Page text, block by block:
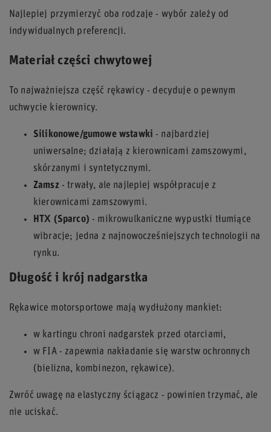
Najlepiej przymierzyć oba rodzaje - wybór zależy od
indywidualnych preferencji.
Materiał części chwytowej
To najważniejsza część rękawicy - decyduje o pewnym
uchwycie kierownicy.
Silikonowe/gumowe wstawki - najbardziej
uniwersalne; działają z kierownicami zamszowymi,
skórzanymi i syntetycznymi.
Zamsz - trwały, ale najlepiej współpracuje z
kierownicami zamszowymi.
HTX (Sparco) - mikrowulkaniczne wypustki tłumiące
wibracje; jedna z najnowocześniejszych technologii na
rynku.
Długość i krój nadgarstka
Rękawice motorsportowe mają wydłużony mankiet:
w kartingu chroni nadgarstek przed otarciami,
w FIA - zapewnia nakładanie się warstw ochronnych
(bielizna, kombinezon, rękawice).
Zwróć uwagę na elastyczny ściągacz - powinien trzymać, ale
nie uciskać.